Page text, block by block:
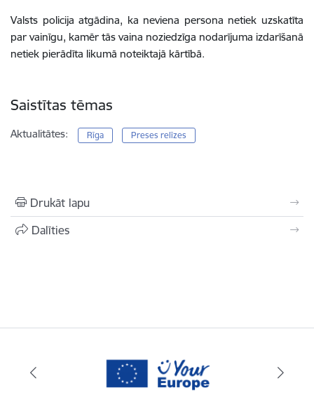
Valsts policija atgādina, ka neviena persona netiek uzskatīta
par vainīgu, kamēr tās vaina noziedzīga nodarījuma izdarīšanā
netiek pierādīta likumā noteiktajā kārtībā.
Saistītas tēmas
Aktualitātes: Rīga Preses relīzes
Drukāt lapu
Dalīties